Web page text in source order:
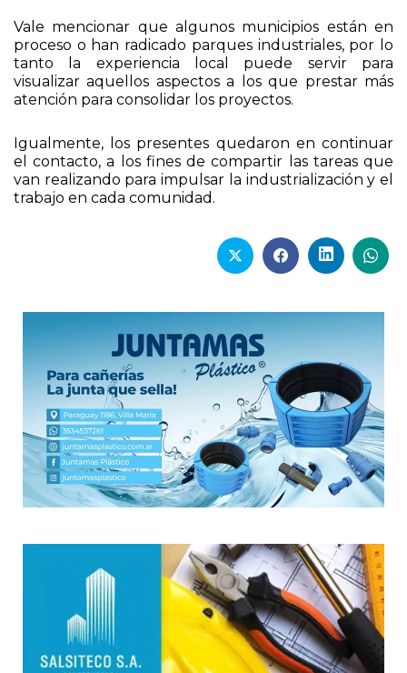
Vale mencionar que algunos municipios están en
proceso o han radicado parques industriales, por lo
tanto la experiencia local puede servir para
visualizar aquellos aspectos a los que prestar más
atención para consolidar los proyectos.
Igualmente, los presentes quedaron en continuar
el contacto, a los fines de compartir las tareas que
van realizando para impulsar la industrialización y el
trabajo en cada comunidad.